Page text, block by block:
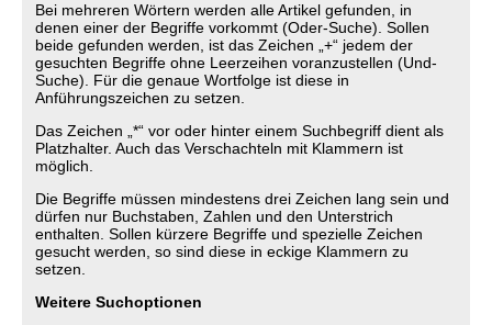
Bei mehreren Wörtern werden alle Artikel gefunden, in
denen einer der Begriffe vorkommt (Oder-Suche). Sollen
beide gefunden werden, ist das Zeichen „+“ jedem der
gesuchten Begriffe ohne Leerzeihen voranzustellen (Und-
Suche). Für die genaue Wortfolge ist diese in
Anführungszeichen zu setzen.
Das Zeichen „*“ vor oder hinter einem Suchbegriff dient als
Platzhalter. Auch das Verschachteln mit Klammern ist
möglich.
Die Begriffe müssen mindestens drei Zeichen lang sein und
dürfen nur Buchstaben, Zahlen und den Unterstrich
enthalten. Sollen kürzere Begriffe und spezielle Zeichen
gesucht werden, so sind diese in eckige Klammern zu
setzen.
Weitere Suchoptionen